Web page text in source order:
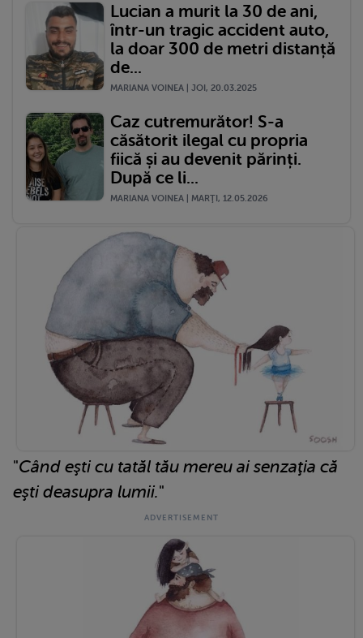
Lucian a murit la 30 de ani,
într-un tragic accident auto,
la doar 300 de metri distanță
de...
MARIANA VOINEA | JOI, 20.03.2025
Caz cutremurător! S-a
căsătorit ilegal cu propria
fiică și au devenit părinți.
După ce li...
MARIANA VOINEA | MARŢI, 12.05.2026
"Când eşti cu tatăl tău mereu ai senzaţia că
eşti deasupra lumii."